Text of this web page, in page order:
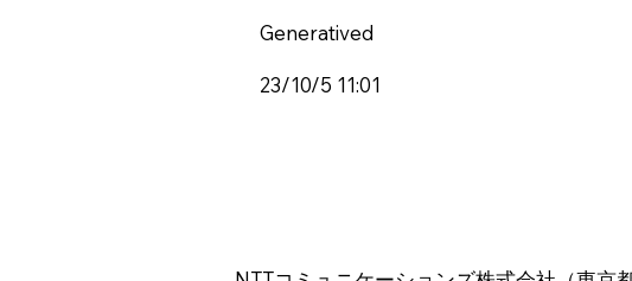
Generatived
23/10/5 11:01